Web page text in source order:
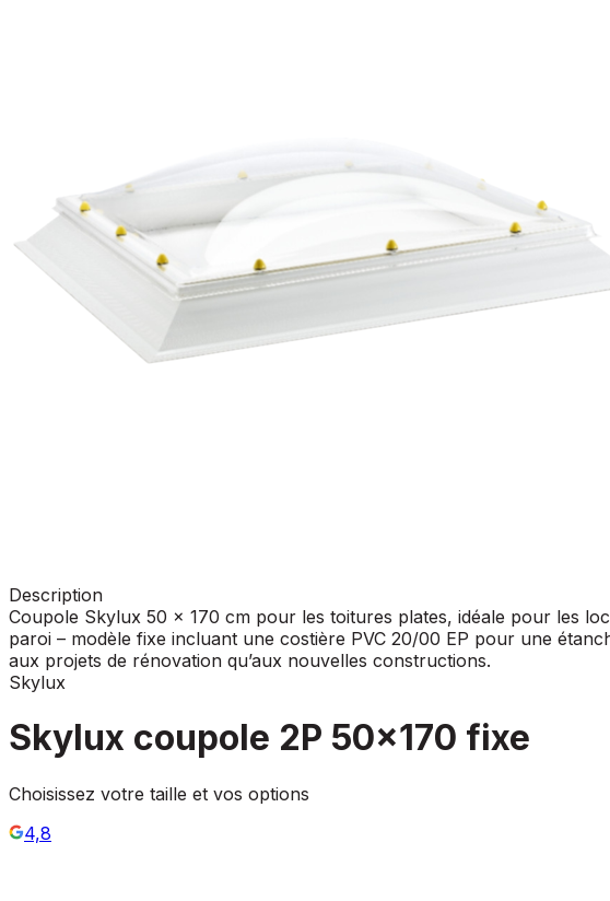
Description
Coupole Skylux 50 x 170 cm pour les toitures plates, idéale pour les
paroi – modèle fixe incluant une costière PVC 20/00 EP pour une
aux projets de rénovation qu’aux nouvelles constructions.
Skylux
Skylux coupole 2P 50x170 fixe
Choisissez votre taille et vos options
4,8